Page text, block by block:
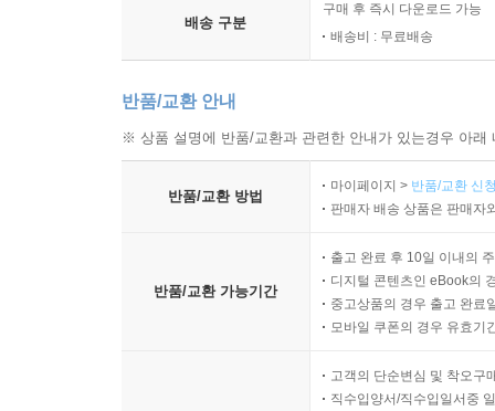
배송 구분
구매 후 즉시 다운로드 가능
배송비 : 무료배송
반품/교환 안내
※ 상품 설명에 반품/교환과 관련한 안내가 있는경우 아
반품/교환 방법
마이페이지 > 반품/교환 신
판매자 배송 상품은 판매자
반품/교환 가능기간
출고 완료 후 10일 이내의
디지털 콘텐츠인 eBook의
중고상품의 경우 출고 완료
모바일 쿠폰의 경우 유효기
고객의 단순변심 및 착오구
직수입양서/직수입일서중